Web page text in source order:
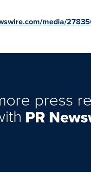
media/
press